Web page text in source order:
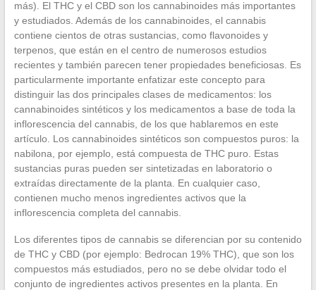
más). El THC y el CBD son los cannabinoides más importantes
y estudiados. Además de los cannabinoides, el cannabis
contiene cientos de otras sustancias, como flavonoides y
terpenos, que están en el centro de numerosos estudios
recientes y también parecen tener propiedades beneficiosas. Es
particularmente importante enfatizar este concepto para
distinguir las dos principales clases de medicamentos: los
cannabinoides sintéticos y los medicamentos a base de toda la
inflorescencia del cannabis, de los que hablaremos en este
artículo. Los cannabinoides sintéticos son compuestos puros: la
nabilona, por ejemplo, está compuesta de THC puro. Estas
sustancias puras pueden ser sintetizadas en laboratorio o
extraídas directamente de la planta. En cualquier caso,
contienen mucho menos ingredientes activos que la
inflorescencia completa del cannabis.
Los diferentes tipos de cannabis se diferencian por su contenido
de THC y CBD (por ejemplo: Bedrocan 19% THC), que son los
compuestos más estudiados, pero no se debe olvidar todo el
conjunto de ingredientes activos presentes en la planta. En